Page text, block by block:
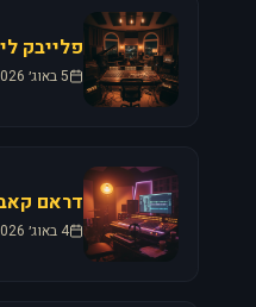
5 באוג׳ 2026
4 באוג׳ 2026